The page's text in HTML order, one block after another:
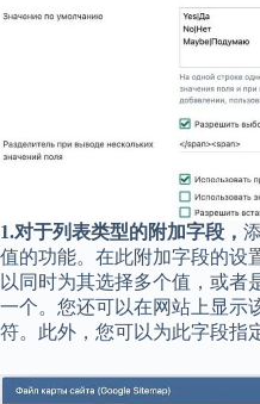
1.对于列表类型的附加字段，
值的功能。在此附加字段的设
以同时为其选择多个值，或者
一个。您还可以在网站上显示
符。此外，您可以为此字段指